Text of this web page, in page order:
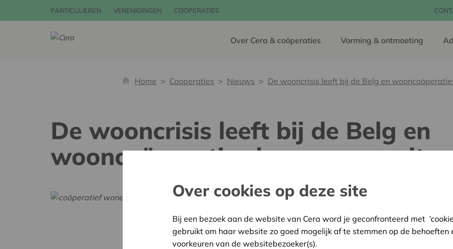
PARTICULIEREN VERENIGINGEN COOPERATIES
Over Cera & coöperaties Vorming & ontmoeting
Home Cooperaties Nieuws De wooncrisis leeft bij de Belg en
De wooncrisis leeft bij de Belg en
wooncoöperaties kunnen een
16 september 2022
Het onderzoek naar
uitgevoerd door Profacts bij
op de woonwonde:
Over cookies op deze site
Bij een bezoek aan de website van Cera word je geconfronteerd met
gebruikt om haar website zo goed mogelijk af te stemmen op de behoeften
voorkeuren van de websitebezoeker(s).